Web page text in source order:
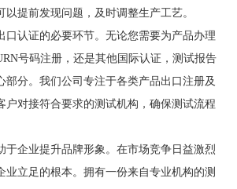
提前发现问题，及时调整生产工艺。
口认证的必要环节。无论您需要为产品办理
号码注册，还是其他国际认证，测试报告
部分。我们公司专注于各类产品出口注册及
户对接符合要求的测试机构，确保测试流程
于企业提升品牌形象。在市场竞争日益激烈
业立足的根本。拥有一份来自专业机构的测